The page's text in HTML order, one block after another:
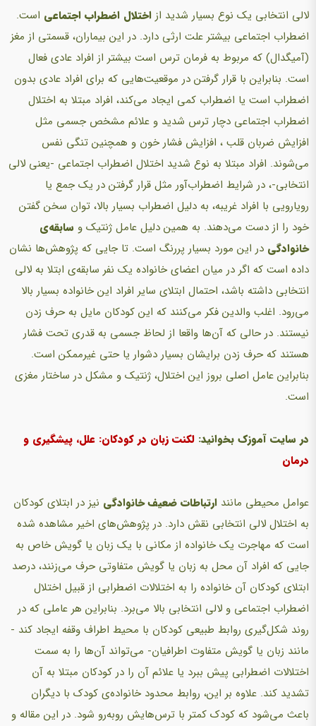
لالی انتخابی یک نوع بسیار شدید از اختلال اضطراب اجتماعی است.
اضطراب اجتماعی بیشتر علت ارثی دارد. در این بیماران، قسمتی از مغز
(آمیگدال) که مربوط به فرمان ترس است‌ بیشتر از افراد عادی فعال
است. بنابراین با قرار گرفتن در موقعیت‌هایی که برای افراد عادی بدون‌
اضطراب است یا اضطراب کمی ایجاد‌ می‌کند، افراد مبتلا به اختلال
اضطراب اجتماعی دچار ترس شدید و علائم مشخص جسمی مثل
افزایش ضربان قلب ، افزایش فشار خون و همچنین تنگی نفس‌
می‌شوند. افراد مبتلا به نوع شدید اختلال اضطراب اجتماعی -یعنی لالی
انتخابی-، در شرایط اضطراب‌آور مثل قرار گرفتن در یک جمع یا
رویارویی با افراد غریبه، به دلیل اضطراب بسیار بالا، توان سخن گفتن
خود را از دست‌ می‌دهند.‌ به همین دلیل عامل ژنتیک و سابقه‌ی
خانوادگی در این مورد بسیار پررنگ است. تا جایی که پژوهش‌ها نشان
داده است که اگر در میان اعضای خانواده یک نفر سابقه‌ی ابتلا به لالی
انتخابی داشته باشد، احتمال ابتلای سایر افراد این خانواده بسیار بالا‌
می‌رود. اغلب والدین فکر‌ می‌کنند که این کودکان مایل به حرف زدن
نیستند. در حالی که آن‌ها واقعا از لحاظ جسمی به قدری تحت فشار
هستند که حرف زدن برایشان بسیار دشوار یا حتی غیرممکن است.
بنابراین عامل اصلی بروز این اختلال، ژنتیک و مشکل در ساختار مغزی
است.
در سایت آموزک بخوانید: لکنت زبان در کودکان: علل، پیشگیری و
درمان
عوامل محیطی مانند ارتباطات ضعیف خانوادگی نیز در ابتلای کودکان
به اختلال لالی انتخابی نقش دارد. در پژوهش‌های اخیر مشاهده شده
است که مهاجرت یک خانواده از مکانی با یک زبان یا گویش خاص به
جایی که افراد آن محل به زبان یا گویش متفاوتی حرف‌ می‌زنند، درصد
ابتلای کودکان آن خانواده را به اختلالات اضطرابی از قبیل اختلال
اضطراب اجتماعی و لالی انتخابی بالا‌ می‌برد. بنابراین‌ هر عاملی که در
روند شکل‌گیری روابط طبیعی کودکان با محیط اطراف وقفه ایجاد کند -
مانند زبان یا گویش متفاوت اطرافیان-‌ می‌تواند آن‌ها را به سمت
اختلالات اضطرابی پیش ببرد یا علائم آن را در کودکان مبتلا به آن
تشدید کند. علاوه بر این، روابط محدود خانواده‌ی کودک با دیگران
باعث‌ می‌شود که کودک کمتر‌ با ترس‌هایش‌ روبه‌رو شود.‌ در این مقاله و